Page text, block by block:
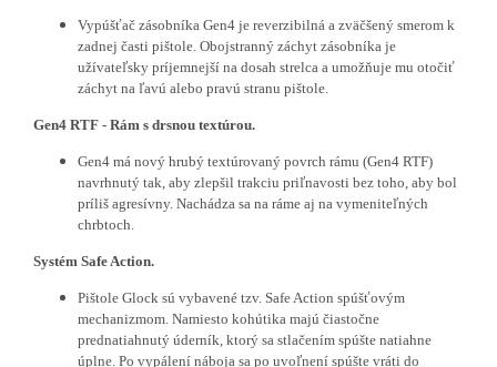
Vypúšťač zásobníka Gen4 je reverzibilná a zväčšený smerom k
zadnej časti pištole. Obojstranný záchyt zásobníka je
užívateľsky príjemnejší na dosah strelca a umožňuje mu otočiť
záchyt na ľavú alebo pravú stranu pištole.
Gen4 RTF - Rám s drsnou textúrou.
Gen4 má nový hrubý textúrovaný povrch rámu (Gen4 RTF)
navrhnutý tak, aby zlepšil trakciu priľnavosti bez toho, aby bol
príliš agresívny. Nachádza sa na ráme aj na vymeniteľných
chrbtoch.
Systém Safe Action.
Pištole Glock sú vybavené tzv. Safe Action spúšťovým
mechanizmom. Namiesto kohútika majú čiastočne
prednatiahnutý úderník, ktorý sa stlačením spúšte natiahne
úplne. Po vypálení náboja sa po uvoľnení spúšte vráti do